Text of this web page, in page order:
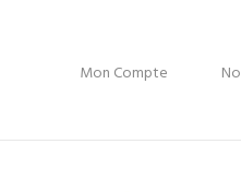
Mon Compte